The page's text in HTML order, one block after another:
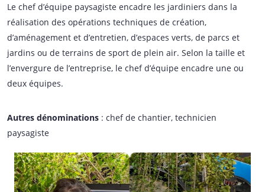
Le chef d’équipe paysagiste encadre les jardiniers dans la
réalisation des opérations techniques de création,
d’aménagement et d’entretien, d’espaces verts, de parcs et
jardins ou de terrains de sport de plein air. Selon la taille et
l’envergure de l’entreprise, le chef d’équipe encadre une ou
deux équipes.
Autres dénominations : chef de chantier, technicien
paysagiste